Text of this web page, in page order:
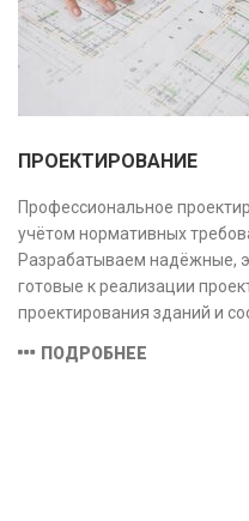
ПРОЕКТИРОВАНИЕ
Профессиональное
учётом нормативных
Разрабатываем надёжные,
готовые к реализации
проектирования зданий и
сметная документация.
ПОДРОБНЕЕ